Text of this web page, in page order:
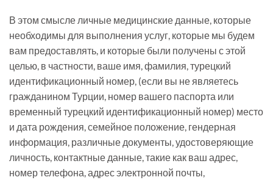
В этом смысле личные медицинские данные, которые
необходимы для выполнения услуг, которые мы будем
вам предоставлять, и которые были получены с этой
целью, в частности, ваше имя, фамилия, турецкий
идентификационный номер, (если вы не являетесь
гражданином Турции, номер вашего паспорта или
временный турецкий идентификационный номер) место
и дата рождения, семейное положение, гендерная
информация, различные документы, удостоверяющие
личность, контактные данные, такие как ваш адрес,
номер телефона, адрес электронной почты,